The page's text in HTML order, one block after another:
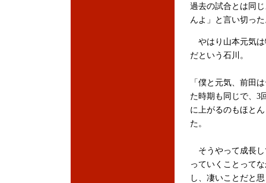
過去の試合とは同
んよ」と言い切っ
やはり山本元気は
だという石川。
「僕と元気、前田
た時期も同じで、3
に上がるのもほと
た。
そうやって成長し
っていくことって
し、凄いことだと